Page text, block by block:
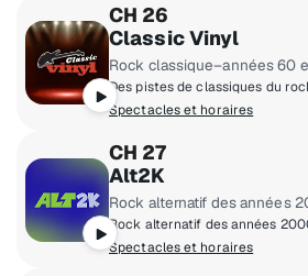
CH 26
Classic Vinyl
Rock classique–années 60
Des pistes de classiques du
Spectacles et horaires
CH 27
Alt2K
Rock alternatif des années
Rock alternatif des années
Spectacles et horaires